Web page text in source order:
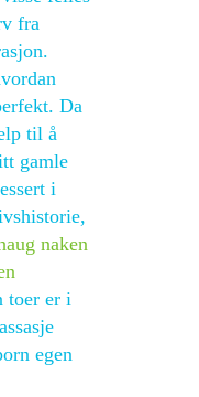
fra
Da
til å
gamle
i
naken
toer er i
egen